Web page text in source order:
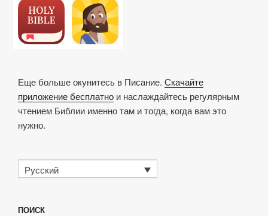
Еще больше окунитесь в Писание. Скачайте
приложение бесплатно и наслаждайтесь регулярным
чтением Библии именно там и тогда, когда вам это
нужно.
Русский
ПОИСК